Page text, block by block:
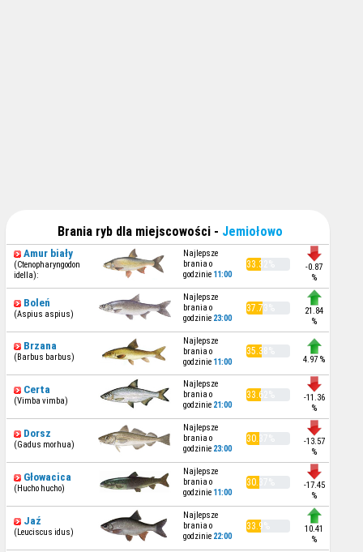
Brania ryb dla miejscowości - Jemiołowo
Amur biały
(Ctenopharyngodon
idella):
Najlepsze
brania o
godzinie 11:00
33.32%
-0.87
%
Boleń
(Aspius aspius)
Najlepsze
brania o
godzinie 23:00
37.73%
21.84
%
Brzana
(Barbus barbus)
Najlepsze
brania o
godzinie 11:00
35.38%
4.97 %
Certa
(Vimba vimba)
Najlepsze
brania o
godzinie 21:00
33.62%
-11.36
%
Dorsz
(Gadus morhua)
Najlepsze
brania o
godzinie 23:00
30.37%
-13.57
%
Głowacica
(Hucho hucho)
Najlepsze
brania o
godzinie 11:00
30.37%
-17.45
%
Jaź
(Leuciscus idus)
Najlepsze
brania o
godzinie 22:00
33.9%
10.41
%